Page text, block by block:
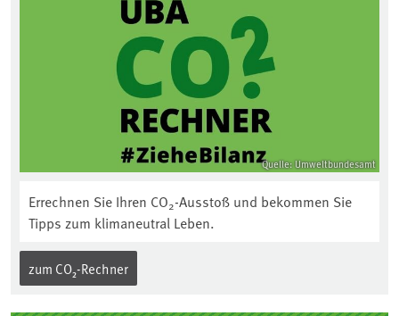
Quelle: Umweltbundesamt
Errechnen Sie Ihren CO2-Ausstoß und bekommen Sie
Tipps zum klimaneutral Leben.
zum CO₂-Rechner